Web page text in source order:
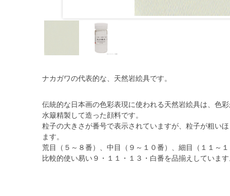
ナカガワの代表的な、天然岩絵具です。
伝統的な日本画の色彩表現に使われる天然岩絵具は、色
水簸精製して造った顔料です。
粒子の大きさが番号で表示されていますが、粒子が粗い
ます。
荒目（５～８番）、中目（９～１０番）、細目（１１～
比較的使い易い９・１１・１３・白番を品揃えしていま